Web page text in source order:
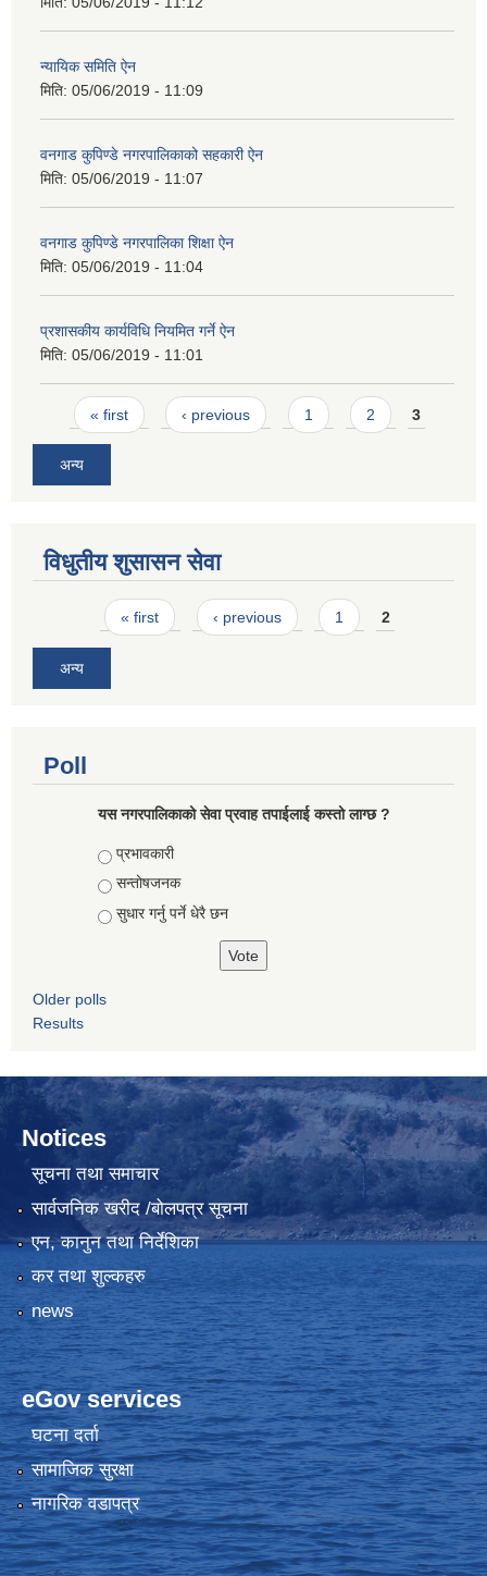
न्यायिक समिति ऐन
मिति: 05/06/2019 - 11:09
वनगाड कुपिण्डे नगरपालिकाको सहकारी ऐन
मिति: 05/06/2019 - 11:07
वनगाड कुपिण्डे नगरपालिका शिक्षा ऐन
मिति: 05/06/2019 - 11:04
प्रशासकीय कार्यविधि नियमित गर्ने ऐन
मिति: 05/06/2019 - 11:01
Pages
« first ‹ previous 1 2 3
अन्य
विधुतीय शुसासन सेवा
Pages« first ‹ previous 1 2
अन्य
Poll
यस नगरपालिकाको सेवा प्रवाह तपाईलाई कस्तो लाग्छ ?
Choices
प्रभावकारी
सन्तोषजनक
सुधार गर्नु पर्ने धेरै छन
Older polls
Results
Notices
सूचना तथा समाचार
सार्वजनिक खरीद /बोलपत्र सूचना
एन, कानुन तथा निर्देशिका
कर तथा शुल्कहरु
news
eGov services
घटना दर्ता
सामाजिक सुरक्षा
नागरिक वडापत्र